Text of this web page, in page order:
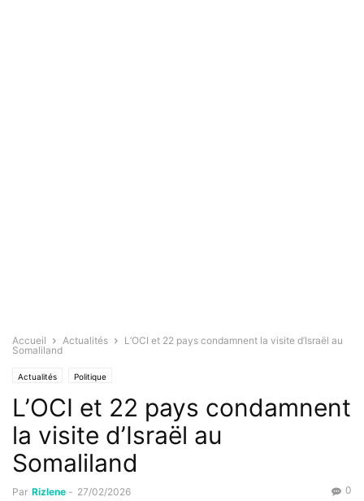
Accueil Actualités
L’OCI et 22 pays condamnent la visite d’Israël au
Somaliland
Actualités Politique
L’OCI et 22 pays condamnent
la visite d’Israël au
Somaliland
Par Rizlene - 27/02/2026 0